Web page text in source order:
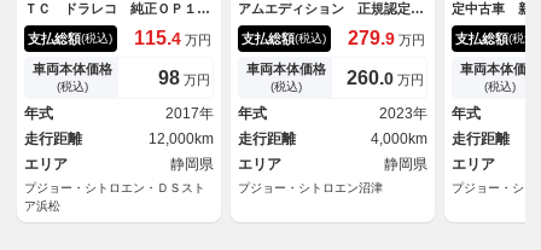
ＴＣ ドラレコ 純正ＯＰ１５
インチＡＷ ５速マニュアルモ
デル
支払総額(税込) 115.4 万円
車両本体価格
(税込) 98 万円
年式
2017年
走行距離
12,000km
エリア
静岡県
プジョー・シトロエン・ＤＳスト
ア浜松
アムエディション 正規認定中
古車 保証整備付 ナビ ＥＴ
Ｃ バックカメラ 電動シー
ト サンルーフ 衝突軽減ブレ
ーキ アイドリングストップ
障害物ソナー 車線逸脱防止
アダプティブクルコン ＬＥＤ
ライト 純正ホイール
支払総額(税込) 279.9 万円
車両本体価格
(税込) 260.0 万円
年式
2023年
走行距離
4,000km
エリア
静岡県
プジョー・シトロエン沼津
定中古車 新
付 ＥＴＣ
カメラ 衝突
イドリング
ナー 車線逸
ィブクルコ
純正ホイール
支払総額(税込)
車両本体価格
(税込)
年式
走行距離
エリア
プジョー・シト